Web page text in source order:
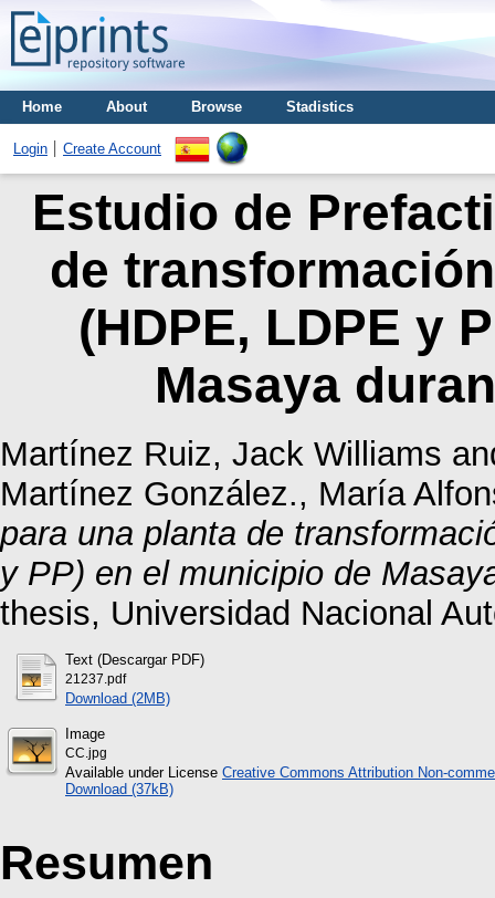
Home About Browse Stadistics
Login Create Account
Estudio de
de
(HDPE, LDPE y
Masaya
Martínez Ruiz, Jack Williams
Martínez González., María
para una planta de
y PP) en el municipio de
thesis, Universidad Nacional
Text (Descargar PDF)
21237.pdf
Download (2MB)
Image
CC.jpg
Available under License Creative Commons Attribution Non-
Download (37kB)
Resumen